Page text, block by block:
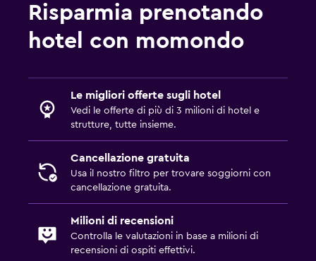
Risparmia prenotando
hotel con momondo
Le migliori offerte sugli hotel
Vedi le offerte di più di 3 milioni di hotel e
strutture, tutte insieme.
Cancellazione gratuita
Usa il nostro filtro per trovare soggiorni con
cancellazione gratuita.
Milioni di recensioni
Controlla le valutazioni in base a milioni di
recensioni di ospiti effettivi.